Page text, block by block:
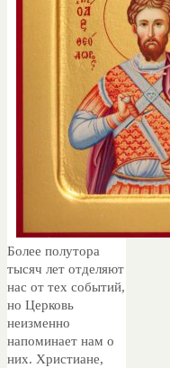
Более полутора
тысяч лет отделяют
нас от тех событий,
но Церковь
неизменно
напоминает нам о
них. Христиане,